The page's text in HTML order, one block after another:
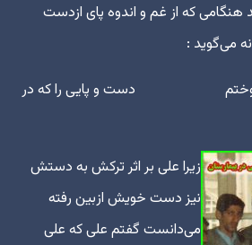
که از غم و اندوه پای ازدست
می‌گوید :
آموختم دست و پایی را که در
زیرا علی بر اثر ترکش به دستش
نیز دست خویش ازبین رفته
می‌دانست گفتم علی که علی